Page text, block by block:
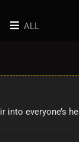
ALL
everyone’s